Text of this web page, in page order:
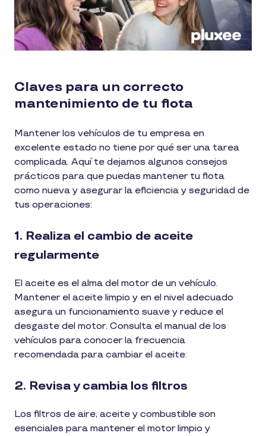
Claves para un correcto
mantenimiento de tu flota
Mantener los vehículos de tu empresa en
excelente estado no tiene por qué ser una tarea
complicada. Aquí te dejamos algunos consejos
prácticos para que puedas mantener tu flota
como nueva y asegurar la eficiencia y seguridad de
tus operaciones:
1. Realiza el cambio de aceite
regularmente
El aceite es el alma del motor de un vehículo.
Mantener el aceite limpio y en el nivel adecuado
asegura un funcionamiento suave y reduce el
desgaste del motor. Consulta el manual de los
vehículos para conocer la frecuencia
recomendada para cambiar el aceite.
2. Revisa y cambia los filtros
Los filtros de aire, aceite y combustible son
esenciales para mantener el motor limpio y